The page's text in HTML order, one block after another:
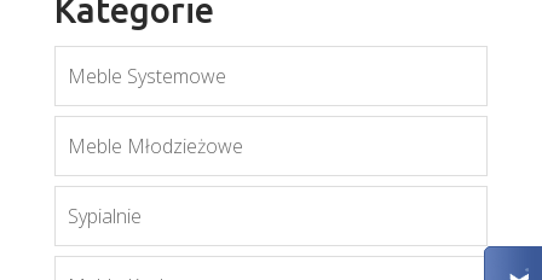
Barcelona
Więcej
Kategorie
Meble Systemowe
Meble Młodzieżowe
Sypialnie